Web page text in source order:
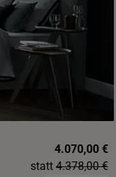
4.070,00 €
statt 4.378,00 €